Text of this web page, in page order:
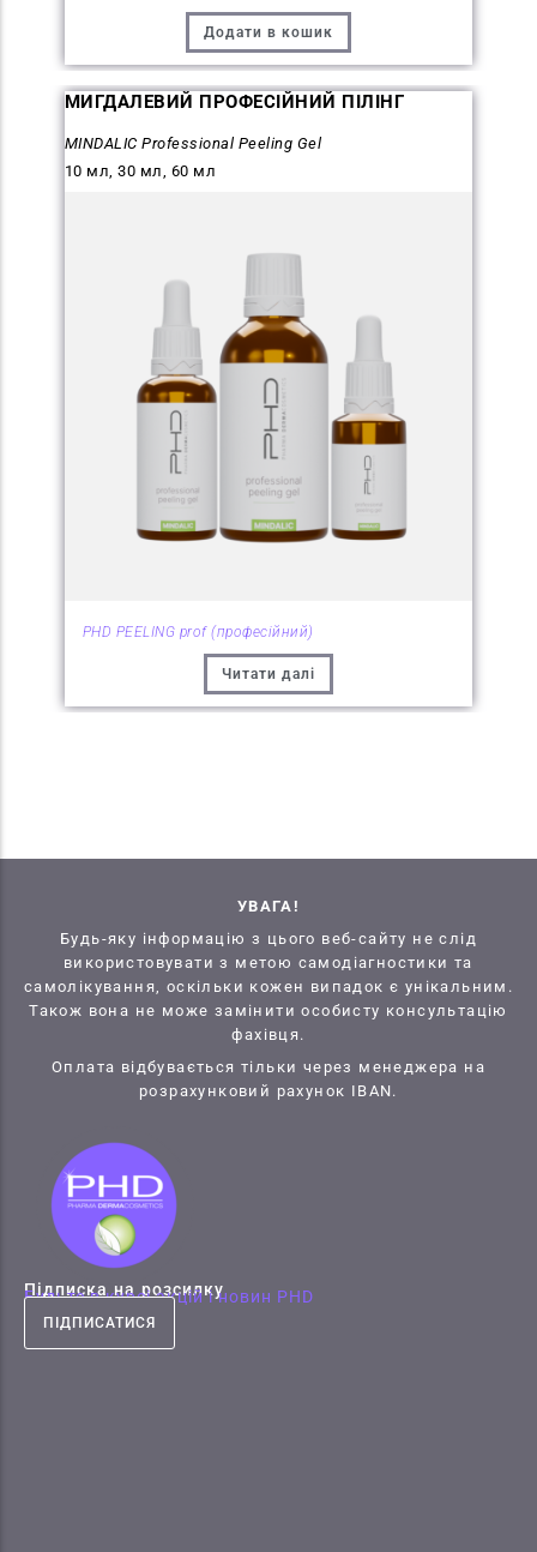
Додати в кошик
МИГДАЛЕВИЙ ПРОФЕСІЙНИЙ ПІЛІНГ
MINDALIC Professional Peeling Gel
10 мл, 30 мл, 60 мл
PHD PEELING prof (професійний)
Читати далі
УВАГА!
Будь-яку інформацію з цього веб-сайту не слід
використовувати з метою самодіагностики та
самолікування, оскільки кожен випадок є унікальним.
Також вона не може замінити особисту консультацію
фахівця.
Оплата відбувається тільки через менеджера на
розрахунковий рахунок IBAN.
Підписка на розсилку
Будьте в курсі акцій і новин PHD
ПІДПИСАТИСЯ